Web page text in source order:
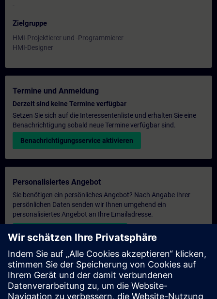
-
Zielgruppe
HMI-Projektierer und -Programmierer
HMI-Designer
Termine und Anmeldung
Derzeit sind keine Termine verfügbar
Setzen Sie sich auf die Interessentenliste und erhalten Sie eine
Benachrichtigung sobald neue Termine verfügbar sind.
Benachrichtigungsservice aktivieren
Personalisiertes Angebot
Sie benötigen ein persönliches Angebot? Nach Angabe Ihrer
persönlichen Daten senden wir Ihnen umgehend ein
personalisiertes Angebot an Ihre Emailadresse.
Persönliches Angebot zusenden
Anfrage Exklusivtraining
Haben Sie Bedarf an einem höheren Schulungsangebot und
brauchen ein exklusives Training – entweder vor Ort bei Ihnen,